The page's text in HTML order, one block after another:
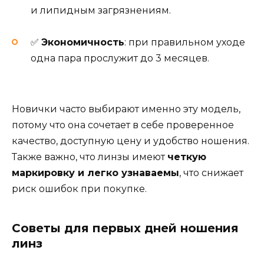
и липидным загрязнениям.
✅ Экономичность: при правильном уходе
одна пара прослужит до 3 месяцев.
Новички часто выбирают именно эту модель,
потому что она сочетает в себе проверенное
качество, доступную цену и удобство ношения.
Также важно, что линзы имеют четкую
маркировку и легко узнаваемы, что снижает
риск ошибок при покупке.
Советы для первых дней ношения
линз